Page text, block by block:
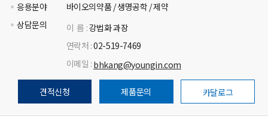
응용분야
바이오의약품 / 생명공학 / 제약
상담문의
이 름 :강법화 과장
연락처 :02-519-7469
이메일 : bhkang@youngin.com
견적신청 제품문의 카달로그